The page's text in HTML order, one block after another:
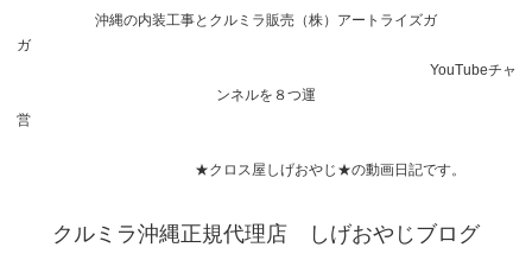
沖縄の内装工事とクルミラ販売（株）アートライズガ
ガ
YouTubeチャ
ンネルを８つ運
営
★クロス屋しげおやじ★の動画日記です。
クルミラ沖縄正規代理店 しげおやじブログ